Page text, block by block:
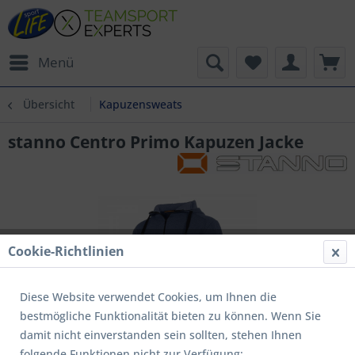
Menü
Übersicht Kapuzensweats
stanno Centro Primo Kapuzen Jacke
Cookie-Richtlinien
Diese Website verwendet Cookies, um Ihnen die
bestmögliche Funktionalität bieten zu können. Wenn Sie
damit nicht einverstanden sein sollten, stehen Ihnen